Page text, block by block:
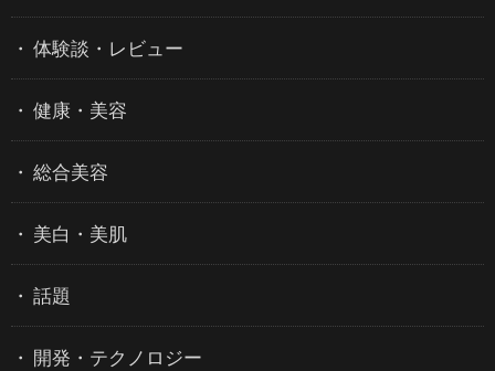
体験談・レビュー
健康・美容
総合美容
美白・美肌
話題
開発・テクノロジー